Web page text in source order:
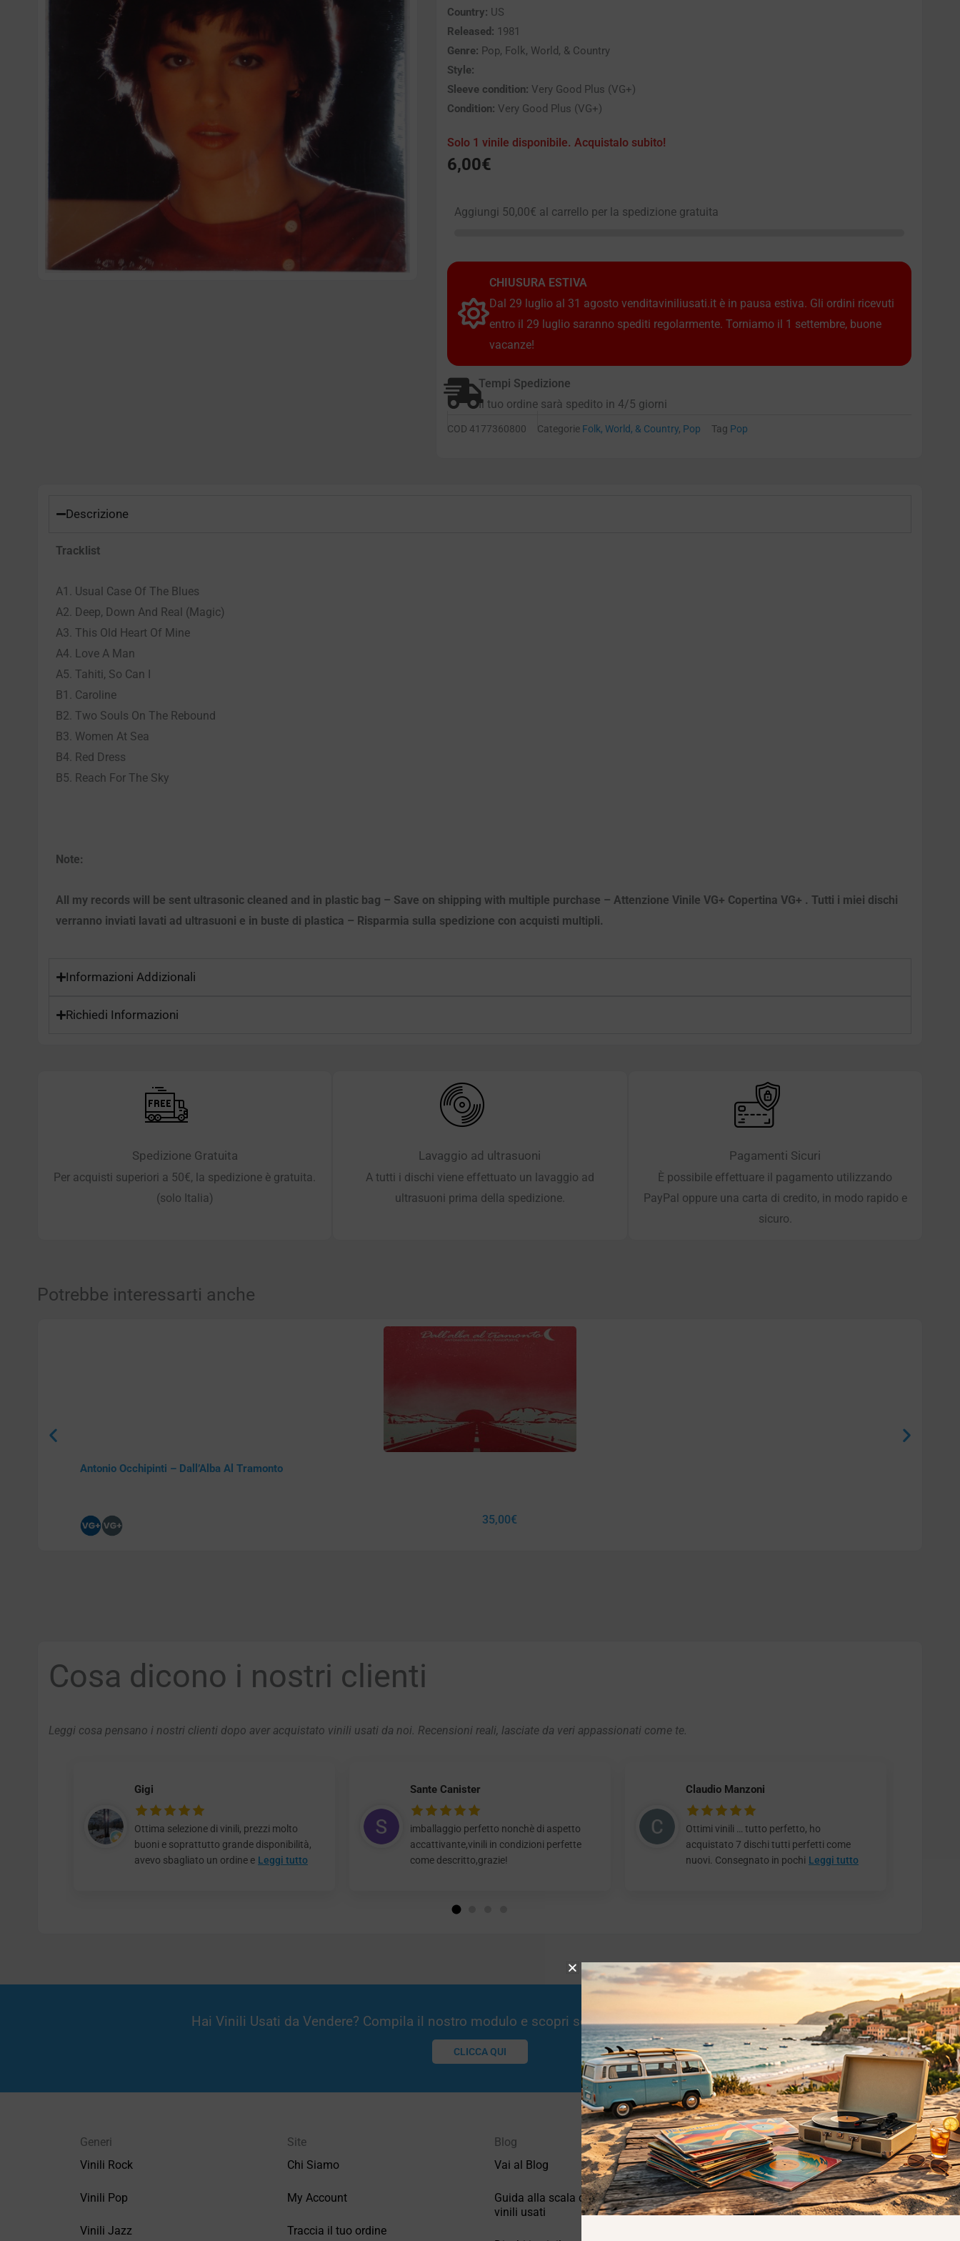
Country: US
Released: 1981
Genre: Pop, Folk, World, & Country
Style:
Sleeve condition: Very Good Plus (VG+)
Condition: Very Good Plus (VG+)
Solo 1 vinile disponibile. Acquistalo subito!
6,00€
Aggiungi 50,00€ al carrello per la spedizione gratuita
CHIUSURA ESTIVA
Dal 29 luglio al 31 agosto venditaviniliusati.it è in pausa estiva. Gli ordini ricevuti
entro il 29 luglio saranno spediti regolarmente. Torniamo il 1 settembre, buone
vacanze!
Tempi Spedizione
Il tuo ordine sarà spedito in 4/5 giorni
COD 4177360800 Categorie Folk, World, & Country, Pop Tag Pop
Descrizione
Tracklist
A1. Usual Case Of The Blues
A2. Deep, Down And Real (Magic)
A3. This Old Heart Of Mine
A4. Love A Man
A5. Tahiti, So Can I
B1. Caroline
B2. Two Souls On The Rebound
B3. Women At Sea
B4. Red Dress
B5. Reach For The Sky
Note:
All my records will be sent ultrasonic cleaned and in plastic bag – Save on shipping with multiple purchase – Attenzione Vinile VG+ Copertina VG+ . Tutti i miei dischi
verranno inviati lavati ad ultrasuoni e in buste di plastica – Risparmia sulla spedizione con acquisti multipli.
Informazioni Addizionali
Richiedi Informazioni
Spedizione Gratuita
Per acquisti superiori a 50€, la spedizione è gratuita.
(solo Italia)
Lavaggio ad ultrasuoni
A tutti i dischi viene effettuato un lavaggio ad
ultrasuoni prima della spedizione.
Pagamenti Sicuri
È possibile effettuare il pagamento utilizzando
PayPal oppure una carta di credito, in modo rapido e
sicuro.
Potrebbe interessarti anche
Antonio Occhipinti – Dall’Alba Al Tramonto
35,00€
Cosa dicono i nostri clienti
Leggi cosa pensano i nostri clienti dopo aver acquistato vinili usati da noi. Recensioni reali, lasciate da veri appassionati come te.
Gigi
Ottima selezione di vinili, prezzi molto
buoni e soprattutto grande disponibilità,
avevo sbagliato un ordine e Leggi tutto
Sante Canister
imballaggio perfetto nonchè di aspetto
accattivante,vinili in condizioni perfette
come descritto,grazie!
Claudio Manzoni
Ottimi vinili … tutto perfetto, ho
acquistato 7 dischi tutti perfetti come
nuovi. Consegnato in pochi Leggi tutto
Hai Vinili Usati da Vendere? Compila il nostro modulo e scopri se potremmo essere interessati!
CLICCA QUI
Generi
Vinili Rock
Vinili Pop
Vinili Jazz
Site
Chi Siamo
My Account
Traccia il tuo ordine
Blog
Vai al Blog
Guida alla scala di valutazione dei
vinili usati
Privacy
Privacy Policy
Cookie Policy (UE)